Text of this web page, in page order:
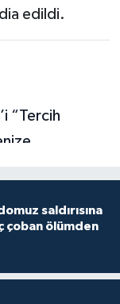
edildi.
saldırısına
çoban ölümden